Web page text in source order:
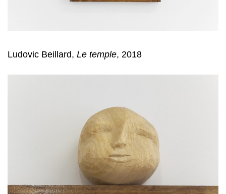
Ludovic Beillard, Le temple, 2018